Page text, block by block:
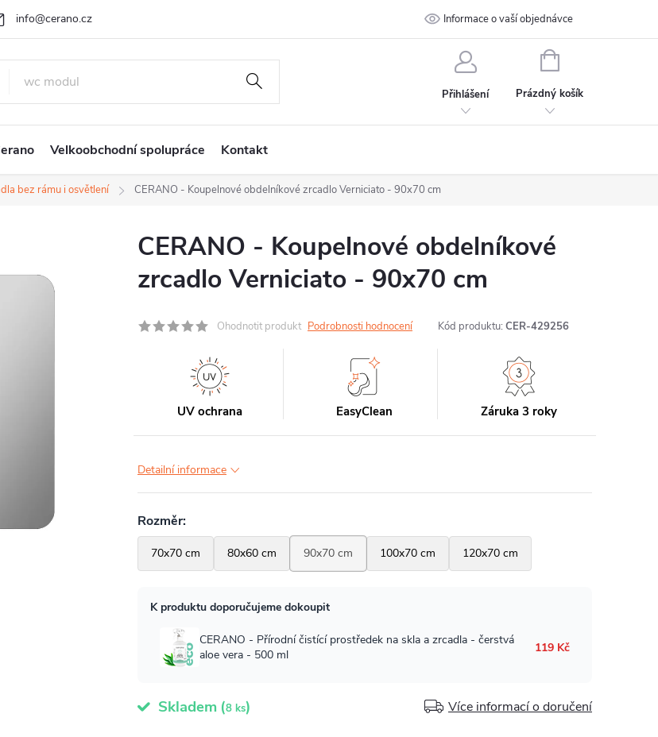
226 400 232
info@cerano.cz
nabídka na míru Ochrana osobních údajů Kontakt
Informace o vaší objednávce
Přihlášení
NÁKUPNÍ
Prázdný košík
Velkoobchodní spolupráce Kontakt
bez rámu i osvětlení CERANO - Koupelnové obdelníkové zrcadlo Verniciato - 90x70 cm
CERANO - Koupelnové obdelníkové
zrcadlo Verniciato - 90x70 cm
Ohodnotit produkt Podrobnosti hodnocení Kód produktu: CER-429256
UV ochrana EasyClean Záruka 3 roky
Detailní informace
Skladem (8 ks) Více informací o doručení